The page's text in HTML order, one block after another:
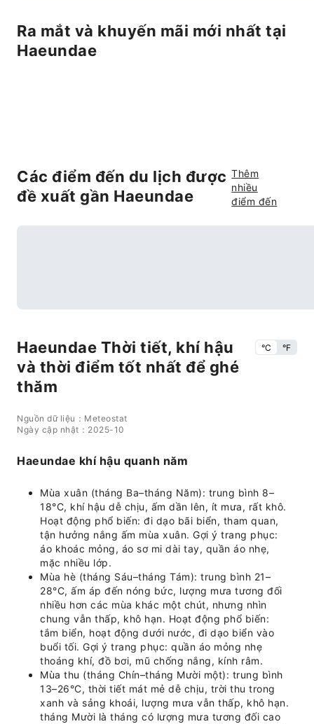
Ra mắt và khuyến mãi mới nhất tại
Haeundae
Các điểm đến du lịch được
đề xuất gần Haeundae
Thêm
nhiều
điểm đến
Haeundae Thời tiết, khí hậu
và thời điểm tốt nhất để ghé
thăm
°C °F
Nguồn dữ liệu：Meteostat
Ngày cập nhật：2025-10
Haeundae khí hậu quanh năm
Mùa xuân (tháng Ba–tháng Năm): trung bình 8–
18°C, khí hậu dễ chịu, ấm dần lên, ít mưa, rất khô.
Hoạt động phổ biến: đi dạo bãi biển, tham quan,
tận hưởng nắng ấm mùa xuân. Gợi ý trang phục:
áo khoác mỏng, áo sơ mi dài tay, quần áo nhẹ,
mặc nhiều lớp.
Mùa hè (tháng Sáu–tháng Tám): trung bình 21–
28°C, ấm áp đến nóng bức, lượng mưa tương đối
nhiều hơn các mùa khác một chút, nhưng nhìn
chung vẫn thấp, khô hạn. Hoạt động phổ biến:
tắm biển, hoạt động dưới nước, đi dạo biển vào
buổi tối. Gợi ý trang phục: quần áo mỏng nhẹ
thoáng khí, đồ bơi, mũ chống nắng, kính râm.
Mùa thu (tháng Chín–tháng Mười một): trung bình
13–26°C, thời tiết mát mẻ dễ chịu, trời thu trong
xanh và sảng khoái, lượng mưa vẫn thấp, khô hạn.
tháng Mười là tháng có lượng mưa tương đối cao